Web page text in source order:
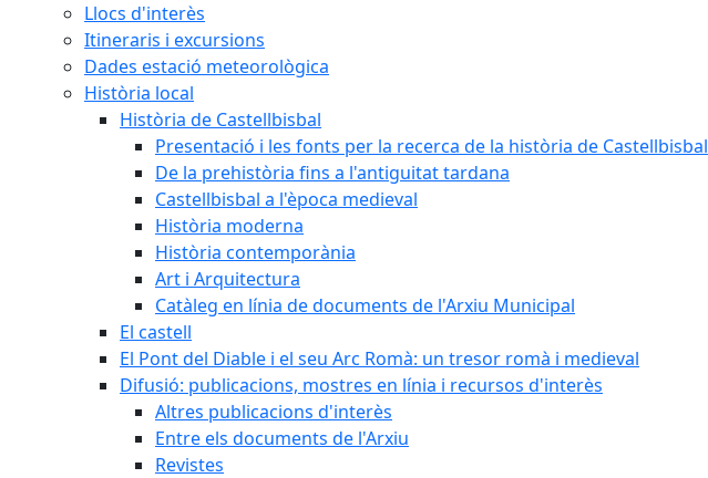
Llocs d'interès
Itineraris i excursions
Dades estació meteorològica
Història local
Història de Castellbisbal
Presentació i les fonts per la recerca de la història de Castellbisbal
De la prehistòria fins a l'antiguitat tardana
Castellbisbal a l'època medieval
Història moderna
Història contemporània
Art i Arquitectura
Catàleg en línia de documents de l'Arxiu Municipal
El castell
El Pont del Diable i el seu Arc Romà: un tresor romà i medieval
Difusió: publicacions, mostres en línia i recursos d'interès
Altres publicacions d'interès
Entre els documents de l'Arxiu
Revistes